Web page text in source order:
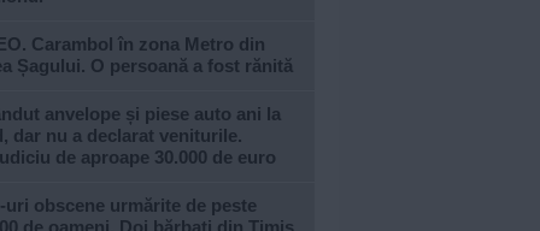
Carambol în zona Metro din
Șagului. O persoană a fost rănită
anvelope și piese auto ani la
dar nu a declarat veniturile.
de aproape 30.000 de euro
uri obscene urmărite de peste